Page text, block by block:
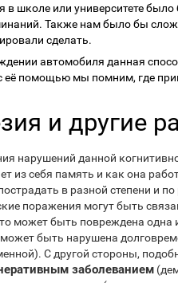
в школе или университете
Также нам было бы
сделать.
автомобиля данная
её помощью мы помним, где
и другие
нарушений данной
из себя память и как она
в разной степени и
поражения могут быть
может быть повреждена одна
быть нарушена
С другой стороны,
заболеванием